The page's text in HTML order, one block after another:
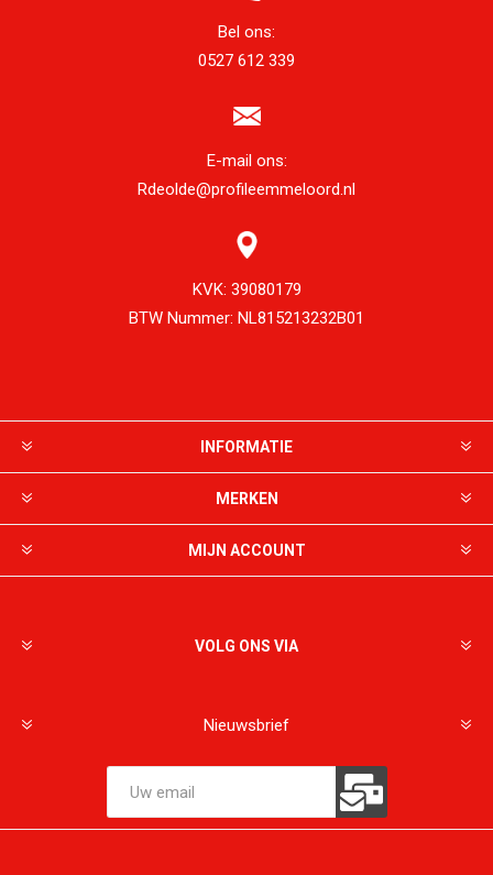
Bel ons:
0527 612 339
E-mail ons:
Rdeolde@profileemmeloord.nl
KVK: 39080179
BTW Nummer: NL815213232B01
INFORMATIE
MERKEN
MIJN ACCOUNT
VOLG ONS VIA
Nieuwsbrief